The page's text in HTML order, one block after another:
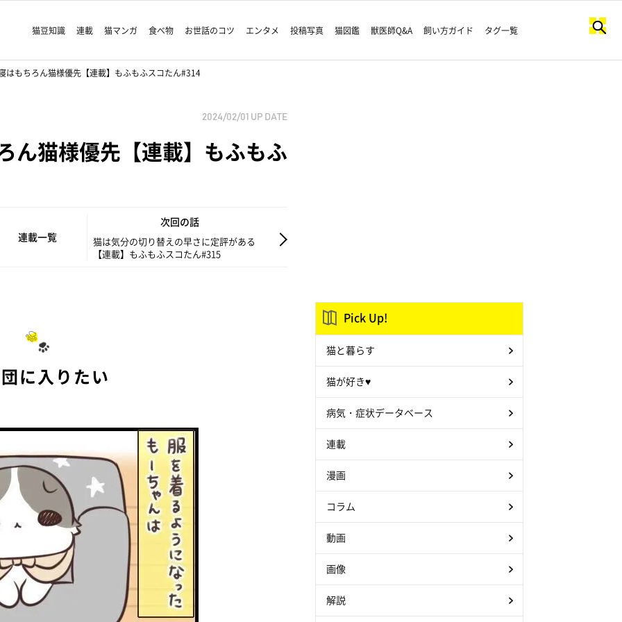
猫豆知識 連載 猫マンガ 食べ物 お世話のコツ エンタメ 投稿写真 猫図鑑 獣医師Q&A 飼い方ガイド タグ一覧
はもちろん猫様優先【連載】もふもふスコたん#314
2024/02/01 UP DATE
ん猫様優先【連載】もふもふ
連載一覧
次回の話
猫は気分の切り替えの早さに定評がある
【連載】もふもふスコたん#315
に入りたい
Pick Up!
猫と暮らす
猫が好き♥
病気・症状データベース
連載
漫画
コラム
動画
画像
解説